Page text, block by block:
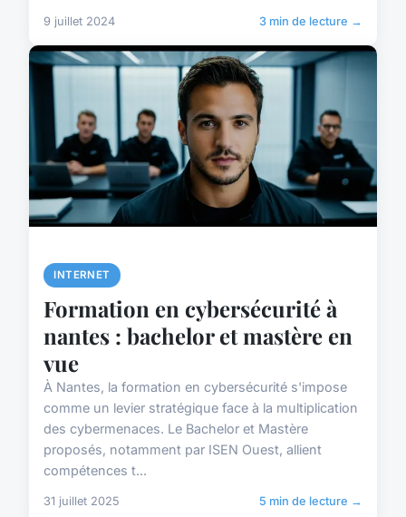
9 juillet 2024 3 min de lecture →
INTERNET
Formation en cybersécurité à
nantes : bachelor et mastère en
vue
À Nantes, la formation en cybersécurité s'impose
comme un levier stratégique face à la multiplication
des cybermenaces. Le Bachelor et Mastère
proposés, notamment par ISEN Ouest, allient
compétences t...
31 juillet 2025 5 min de lecture →